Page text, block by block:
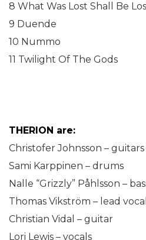
8 What Was Lost Shall Be
9 Duende
10 Nummo
11 Twilight Of The Gods
THERION are:
Christofer Johnsson –
Sami Karppinen – drums
Nalle “Grizzly” Påhlsson –
Thomas Vikström – lead
Christian Vidal – guitar
Lori Lewis – vocals